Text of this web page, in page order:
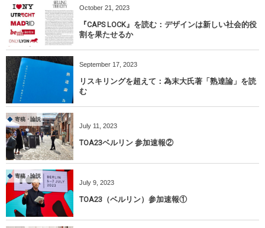
October 21 2023
『CAPS LOCK』を読む：デザインは新しい社会的役
割を果たせるか
September 17, 2023
リスキリングを超えて：為末大氏著「熟達論」を読
む
寄稿・論説
July 11 2023
TOA23ベルリン 参加速報②
寄稿・論説
July 9, 2023
TOA23（ベルリン）参加速報①